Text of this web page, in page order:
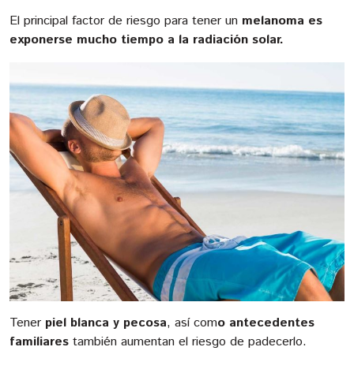
El principal factor de riesgo para tener un melanoma es
exponerse mucho tiempo a la radiación solar.
Tener piel blanca y pecosa, así como antecedentes
familiares también aumentan el riesgo de padecerlo.